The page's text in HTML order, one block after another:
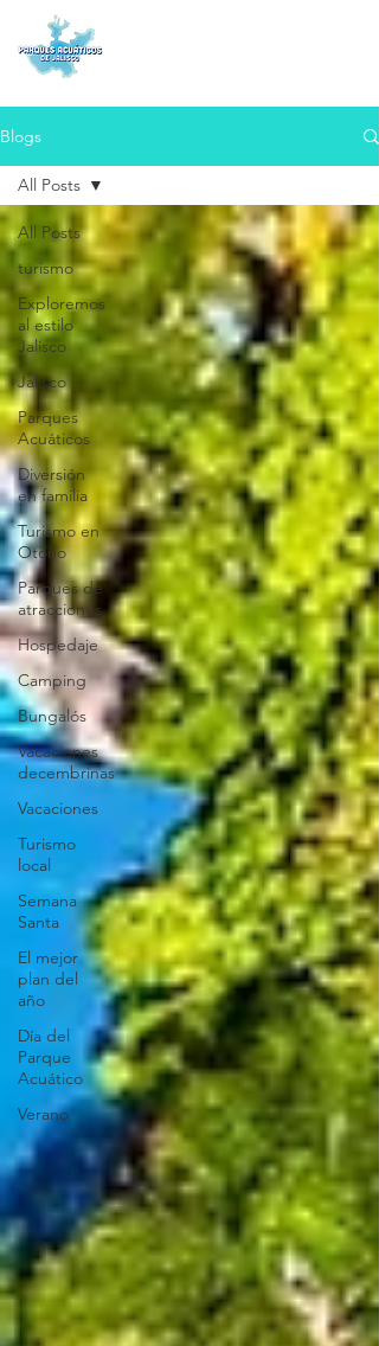
Blogs
All Posts
turismo
Exploremos
al estilo
Jalisco
Jalisco
Parques
Acuáticos
Diversión
en familia
Turismo en
Otoño
Parques de
atracciones
Hospedaje
Camping
Bungalós
Vacaciones
decembrinas
Vacaciones
Turismo
local
Semana
Santa
El mejor
plan del
año
Día del
Parque
Acuático
Verano
All Posts